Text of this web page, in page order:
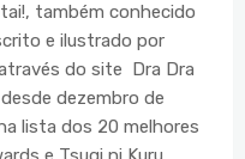
também conhecido
e ilustrado por
do site Dra Dra
dezembro de
lista dos 20 melhores